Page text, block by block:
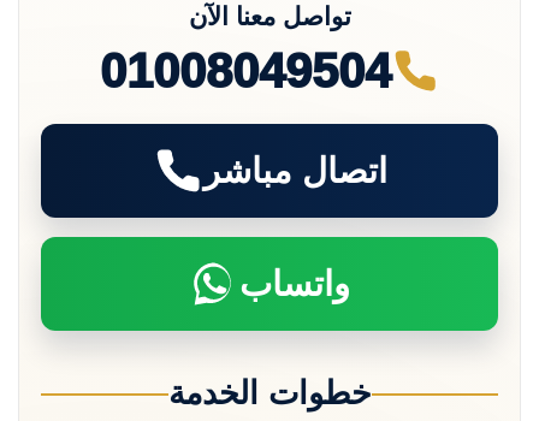
تواصل معنا الآن
01008049504
اتصال مباشر
واتساب
خطوات الخدمة